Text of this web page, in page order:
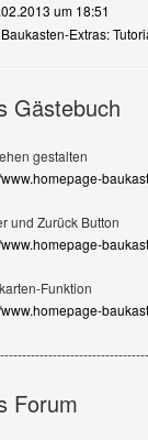
anzeigen
um 18:51
Extras:
Gästebuch
gestalten
und Zurück Button
Funktion
Forum